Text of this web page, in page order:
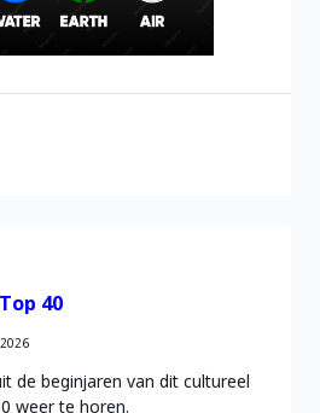
40
de beginjaren van dit cultureel
weer te horen.